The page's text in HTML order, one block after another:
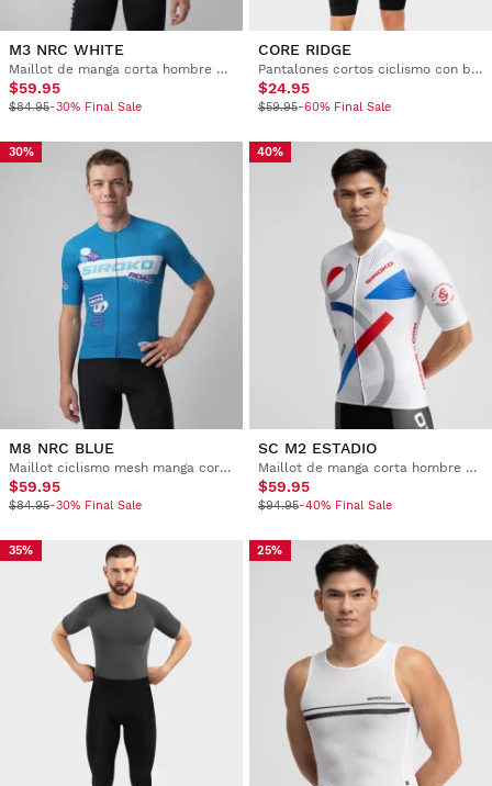
M3 NRC WHITE
Maillot de manga corta hombre ultraligero
$59.95
$84.95-30% Final Sale
CORE RIDGE
Pantalones cortos ciclismo con badana hombre
$24.95
$59.95-60% Final Sale
30%
M8 NRC BLUE
Maillot ciclismo mesh manga corta hombre
$59.95
$84.95-30% Final Sale
40%
SC M2 ESTADIO
Maillot de manga corta hombre Real Sporting de Gijón x Siroko
$59.95
$94.95-40% Final Sale
35% 25%